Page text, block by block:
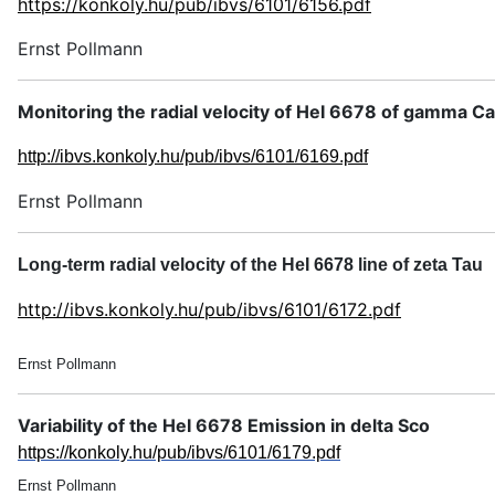
Ernst Pollmann
Monitoring the radial velocity of HeI 6678 of gamma
http://ibvs.konkoly.hu/pub/ibvs/6101/6169.pdf
Ernst Pollmann
Long-term radial velocity of the HeI 6678 line of zeta Tau
http://ibvs.konkoly.hu/pub/ibvs/6101/6172.pdf
Ernst Pollmann
Variability of the HeI 6678 Emission in delta Sco
https://konkoly.hu/pub/ibvs/6101/6179.pdf
Ernst Pollmann